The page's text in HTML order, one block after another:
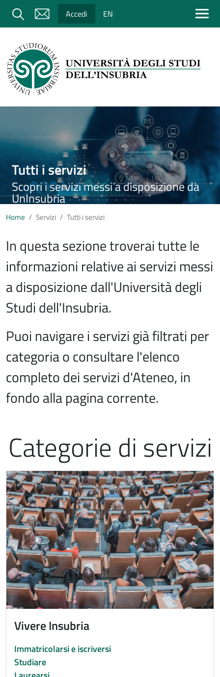
Salta al contenuto principale
Cerca Accedi EN
Tutti i servizi
Scopri i servizi messi a disposizione da
UnInsubria
Home Servizi Tutti i servizi
In questa sezione troverai tutte le
informazioni relative ai servizi messi
a disposizione dall'Università degli
Studi dell'Insubria.
Puoi navigare i servizi già filtrati per
categoria o consultare l'elenco
completo dei servizi d'Ateneo, in
fondo alla pagina corrente.
Categorie di servizi
Immagine
Vivere Insubria
Immatricolarsi e iscriversi
Studiare